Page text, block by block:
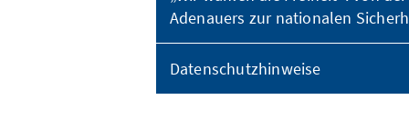
Adenauers zur nationalen
Datenschutzhinweise